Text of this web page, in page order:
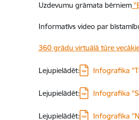
Uzdevumu grāmata bērniem
Informatīvs video par
360 grādu virtuālā tūre
Lejupielādēt: Infografika
Lejupielādēt: Infografika
Lejupielādēt: Infografika